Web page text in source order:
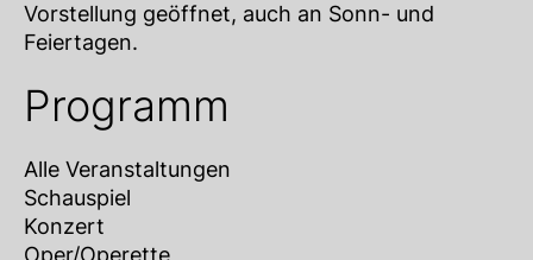
Vorstellung geöffnet, auch an Sonn- und
Feiertagen.
Programm
Alle Veranstaltungen
Schauspiel
Konzert
Oper/Operette